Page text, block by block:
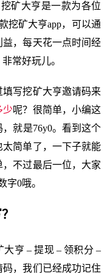
矿大亨是一款为各位
挖矿大亨app，可以通
，每天花一点时间经
常好玩儿。
写挖矿大亨邀请码来
少呢？很简单，小编这
就是76y0。看到这个
简单了，一下子就能
不过最后一位，大家
字0哦。
亨 – 提现 – 领积分 –
，我们已经成功记住